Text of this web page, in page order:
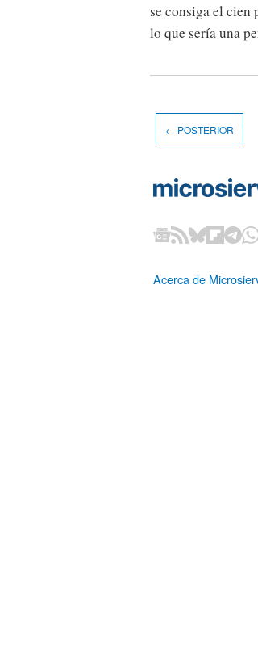
se consiga el cien
lo que sería una
← POSTERIOR
Acerca de